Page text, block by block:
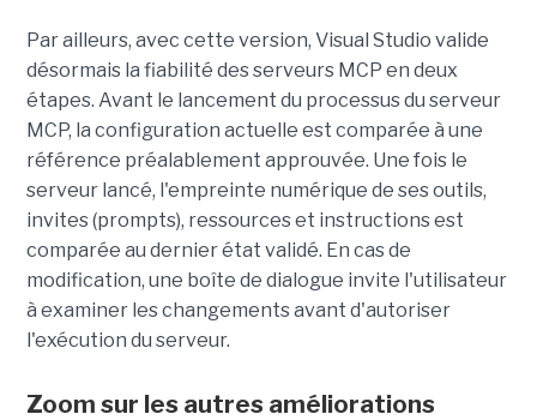
Par ailleurs, avec cette version, Visual Studio valide
désormais la fiabilité des serveurs MCP en deux
étapes. Avant le lancement du processus du serveur
MCP, la configuration actuelle est comparée à une
référence préalablement approuvée. Une fois le
serveur lancé, l'empreinte numérique de ses outils,
invites (prompts), ressources et instructions est
comparée au dernier état validé. En cas de
modification, une boîte de dialogue invite l'utilisateur
à examiner les changements avant d'autoriser
l'exécution du serveur.
Zoom sur les autres améliorations